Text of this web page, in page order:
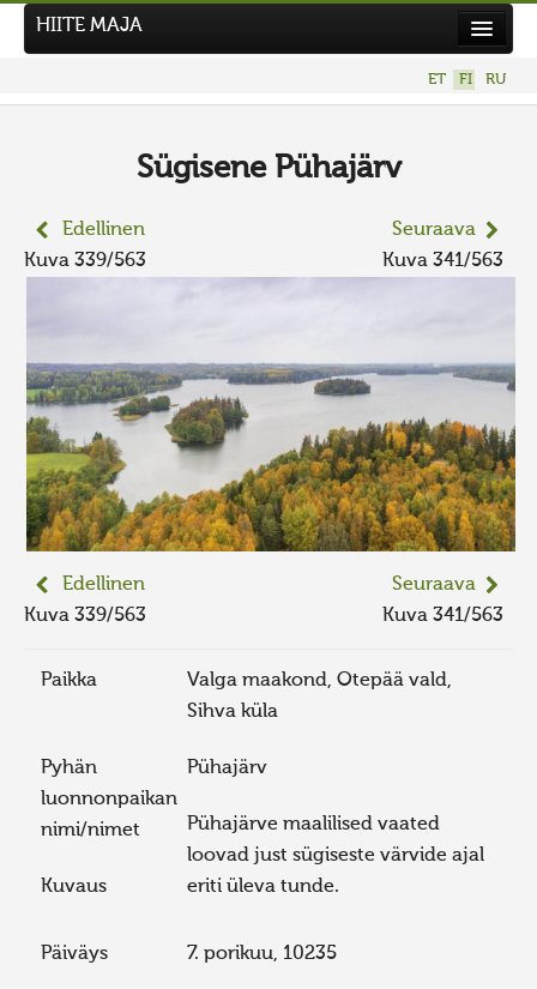
UUSI KUVAKILPAILU
AIEMMAT KILPAILUT
HIITE MAJA
ET FI RU
Sügisene Pühajärv
Edellinen
Kuva 339/563
Seuraava
Kuva 341/563
Edellinen
Kuva 339/563
Seuraava
Kuva 341/563
Paikka
Valga maakond, Otepää vald,
Sihva küla
Pyhän
luonnonpaikan
nimi/nimet
Pühajärv
Kuvaus
Pühajärve maalilised vaated
loovad just sügiseste värvide ajal
eriti üleva tunde.
Päiväys 7. porikuu, 10235